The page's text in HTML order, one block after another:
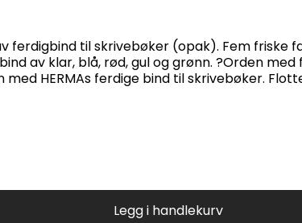
ferdigbind til skrivebøker (opak). Fem friske
av klar, blå, rød, gul og grønn. ?Orden med
med HERMAs ferdige bind til skrivebøker.
beskyttelse mot smuss og søl.
Legg i handlekurv